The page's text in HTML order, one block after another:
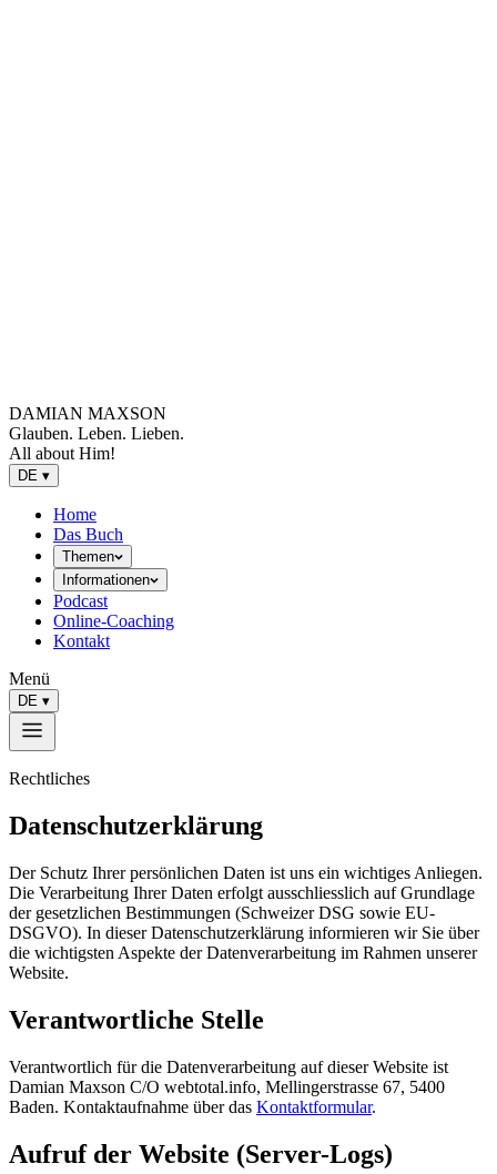
DAMIAN MAXSON
Glauben. Leben. Lieben.
All about Him!
DE ▾
Home
Das Buch
Themen
Informationen
Podcast
Online-Coaching
Kontakt
Menü
DE ▾
Rechtliches
Datenschutzerklärung
Der Schutz Ihrer persönlichen Daten ist uns ein wichtiges Anliegen.
Die Verarbeitung Ihrer Daten erfolgt ausschliesslich auf Grundlage
der gesetzlichen Bestimmungen (Schweizer DSG sowie EU-
DSGVO). In dieser Datenschutzerklärung informieren wir Sie über
die wichtigsten Aspekte der Datenverarbeitung im Rahmen unserer
Website.
Verantwortliche Stelle
Verantwortlich für die Datenverarbeitung auf dieser Website ist
Damian Maxson C/O webtotal.info, Mellingerstrasse 67, 5400
Baden. Kontaktaufnahme über das Kontaktformular.
Aufruf der Website (Server-Logs)